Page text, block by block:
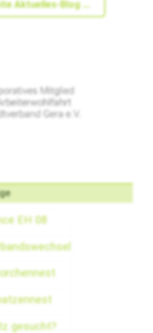
Aktuelles-Blog ...
EH 08
gesucht?